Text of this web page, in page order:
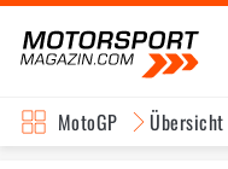
MotoGP Übersicht